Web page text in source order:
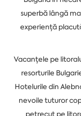
superbă lângă
experiență
Vacanțele pe
resorturile
Hotelurile din
nevoile tuturor
petrecut pe